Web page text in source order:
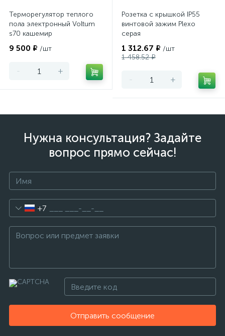
Терморегулятор теплого
пола электронный Voltum
s70 кашемир
9 500 ₽ /шт
- +
Розетка с крышкой IP55
винтовой зажим Plexo
серая
1 312.67 ₽ /шт
1 458.52 ₽
- +
Нужна консультация? Задайте
вопрос прямо сейчас!
+7
Отправить сообщение